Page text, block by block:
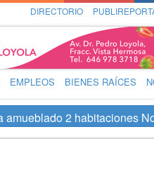
DIRECTORIO
EMPLEOS BIENES RAÍCES
amueblado 2 habitaciones